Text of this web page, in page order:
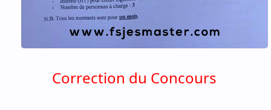
Correction du Concours